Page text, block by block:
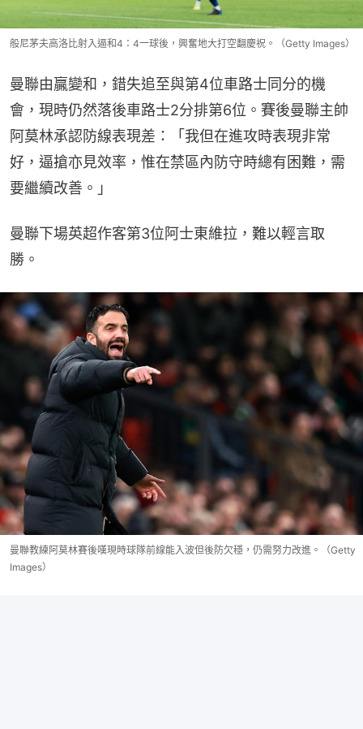
般尼茅夫高洛比射入逼和4：4一球後，興奮地大打空翻慶祝。（Getty Images）
曼聯由贏變和，錯失追至與第4位車路士同分的機
會，現時仍然落後車路士2分排第6位。賽後曼聯主帥
阿莫林承認防線表現差：「我但在進攻時表現非常
好，逼搶亦見效率，惟在禁區內防守時總有困難，需
要繼續改善。」
曼聯下場英超作客第3位阿士東維拉，難以輕言取
勝。
曼聯教練阿莫林賽後嘆現時球隊前線能入波但後防欠穩，仍需努力改進。（Getty
Images）